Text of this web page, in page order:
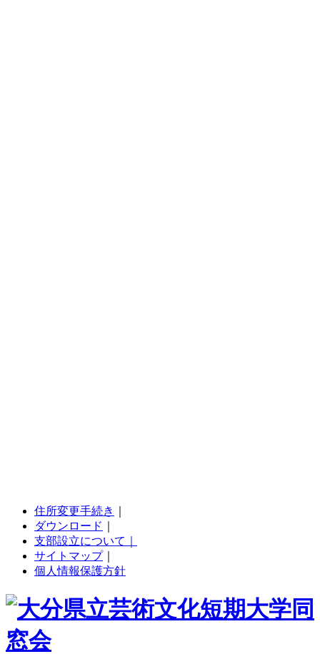
住所変更手続き
ダウンロード
支部設立について｜
サイトマップ｜
個人情報保護方針